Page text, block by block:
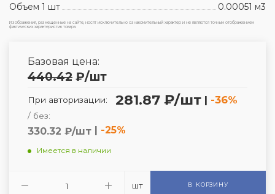
Объем 1 шт
0.00051 м3
Изображения, размещенные на сайте, носят исключительно ознакомительный характер и не являются точным отображением
фактических характеристик товара.
Базовая цена:
440.42 ₽/шт
При авторизации: 281.87 ₽/шт | -36%
/ без:
330.32 ₽/шт | -25%
Имеется в наличии
шт В КОРЗИНУ